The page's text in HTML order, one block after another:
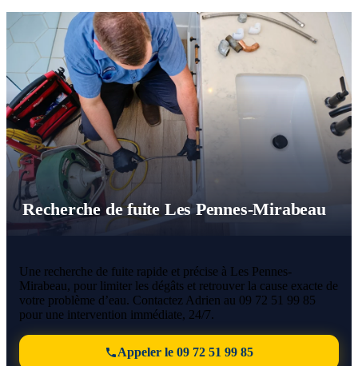
Recherche de fuite Les Pennes-Mirabeau
Une recherche de fuite rapide et précise à Les Pennes-
Mirabeau, pour limiter les dégâts et retrouver la cause exacte de
votre problème d’eau. Contactez Adrien au 09 72 51 99 85
pour une intervention immédiate, 24/7.
Appeler le 09 72 51 99 85